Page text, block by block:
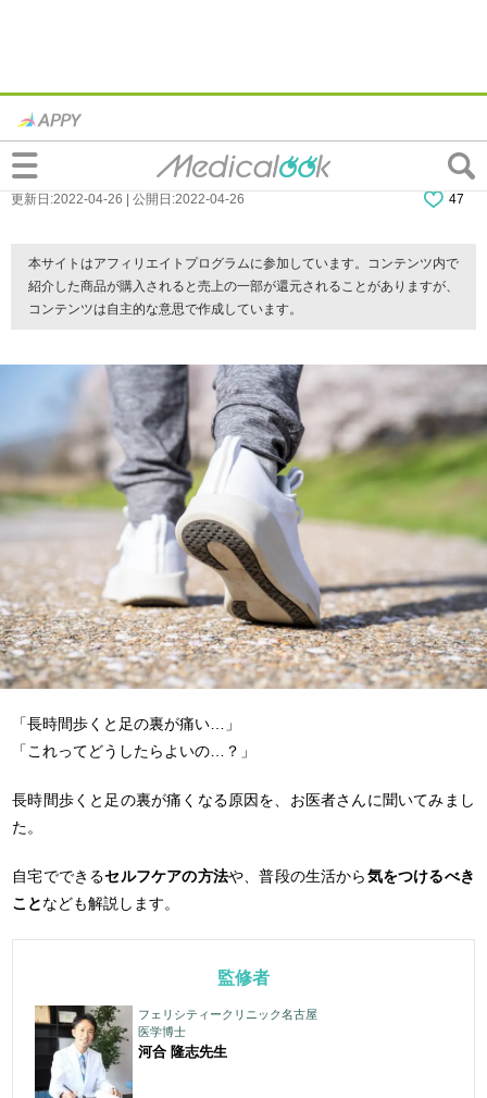
長時間歩くと足の裏が痛い…なんとかして
治したい、どうすれば？
更新日:2022-04-26 | 公開日:2022-04-26 47
本サイトはアフィリエイトプログラムに参加しています。コンテンツ内で
紹介した商品が購入されると売上の一部が還元されることがありますが、
コンテンツは自主的な意思で作成しています。
「長時間歩くと足の裏が痛い…」
「これってどうしたらよいの…？」
長時間歩くと足の裏が痛くなる原因を、お医者さんに聞いてみまし
た。
自宅でできるセルフケアの方法や、普段の生活から気をつけるべき
ことなども解説します。
監修者
フェリシティークリニック名古屋
医学博士
河合 隆志先生